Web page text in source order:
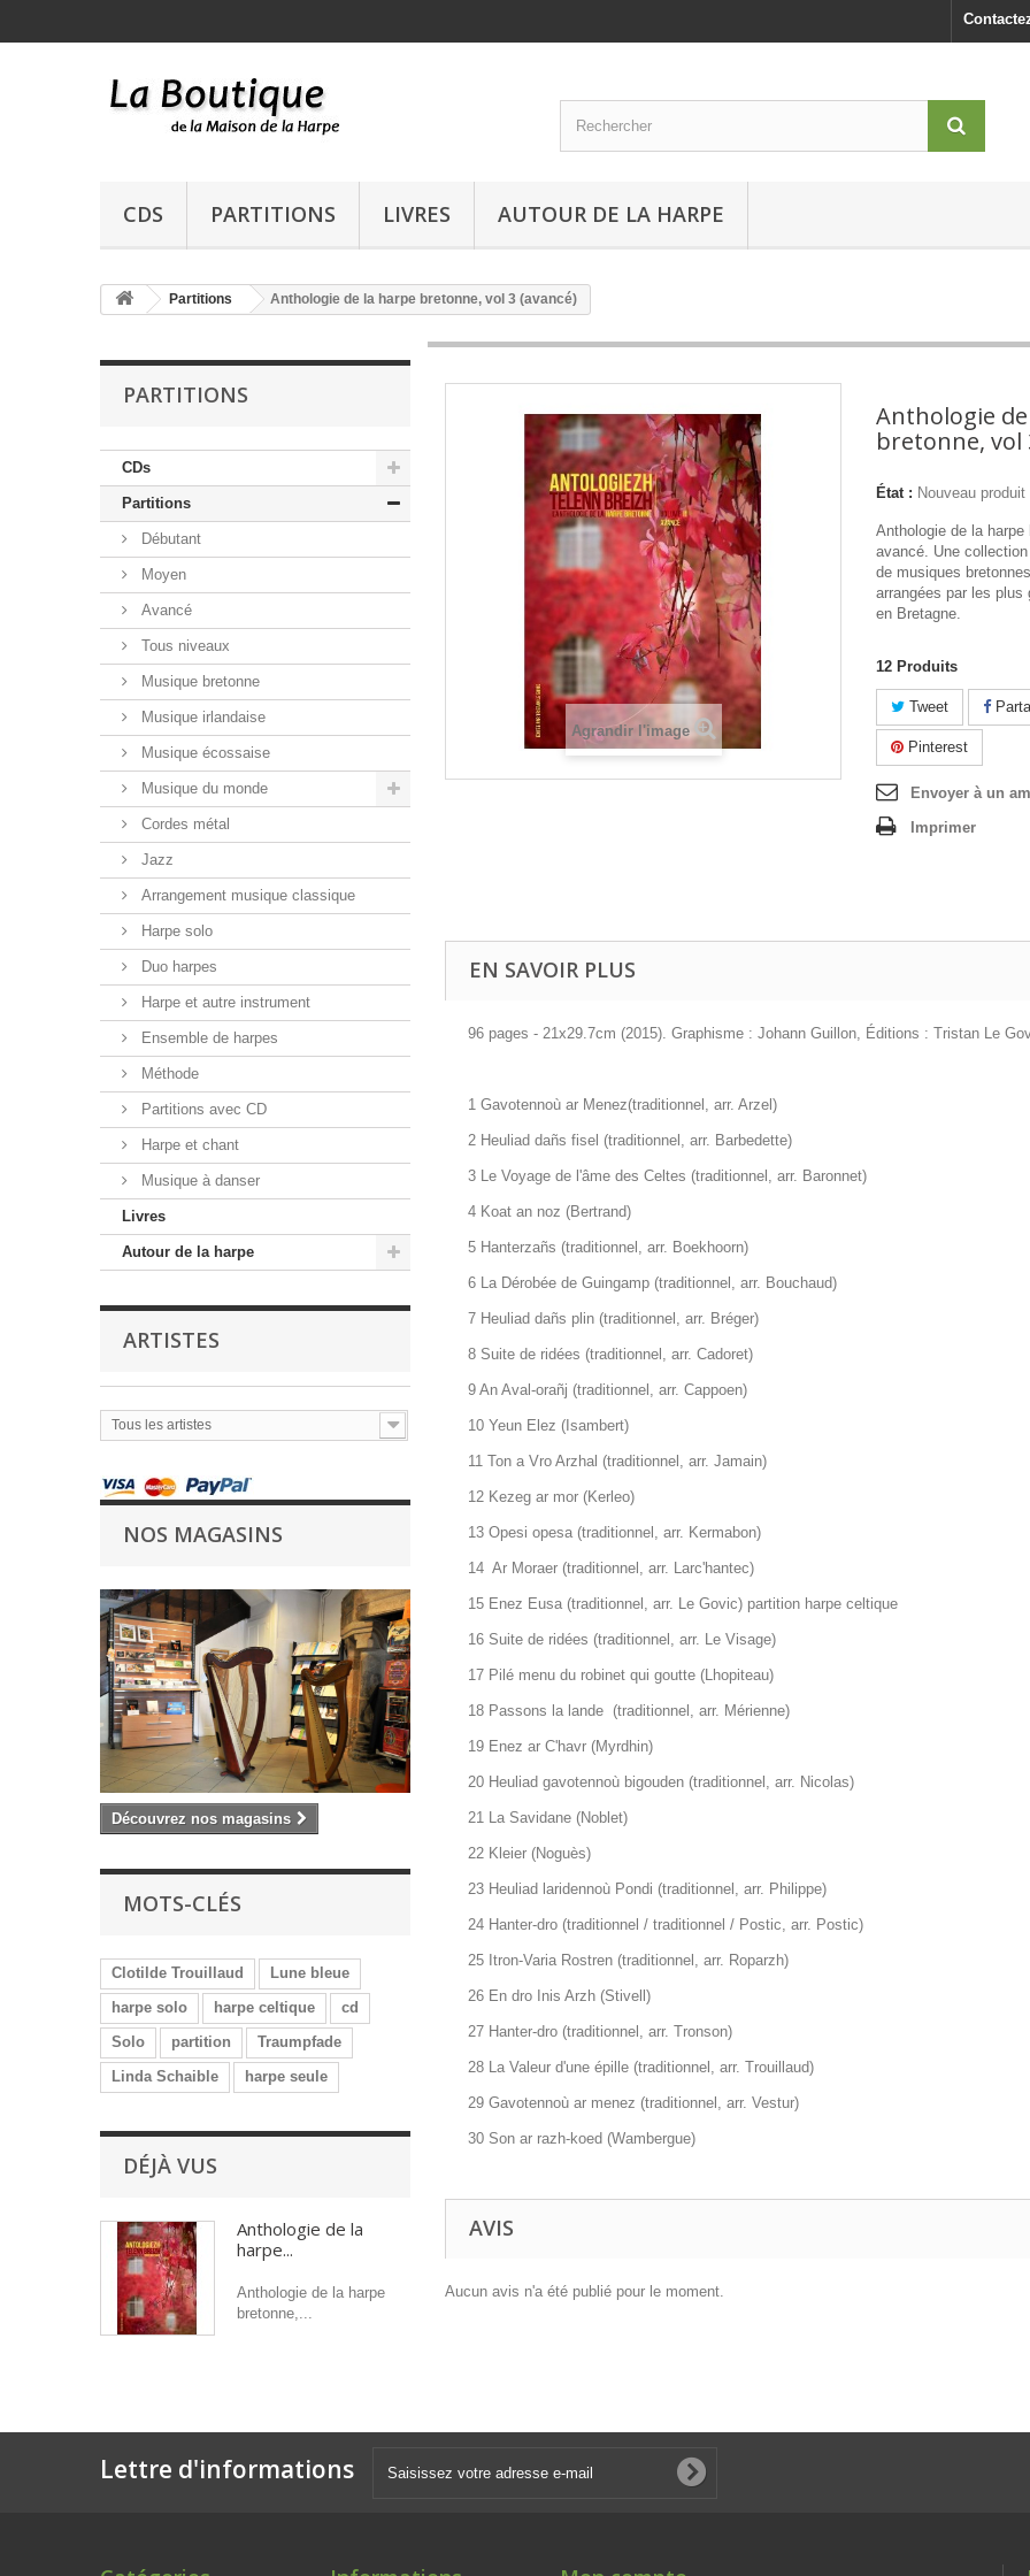
CDS PARTITIONS LIVRES AUTOUR DE LA HARPE
Partitions Anthologie de la harpe bretonne, vol 3 (avancé)
PARTITIONS
CDs
Partitions
Débutant
Moyen
Avancé
Tous niveaux
Musique bretonne
Musique irlandaise
Musique écossaise
Musique du monde
Cordes métal
Jazz
Arrangement musique classique
Harpe solo
Duo harpes
Harpe et autre instrument
Ensemble de harpes
Méthode
Partitions avec CD
Harpe et chant
Musique à danser
Livres
Autour de la harpe
ARTISTES
Tous les artistes
NOS MAGASINS
Découvrez nos magasins
MOTS-CLÉS
Clotilde Trouillaud
Lune bleue
harpe solo
harpe celtique
cd
Solo
partition
Traumpfade
Linda Schaible
harpe seule
DÉJÀ VUS
Anthologie de la
harpe...
Anthologie de la harpe
bretonne,...
Agrandir l'image
Anthologie
bretonne, vol
État : Nouveau produit
Anthologie de la harpe
avancé. Une
de musiques
arrangées par les
en Bretagne.
12 Produits
Tweet
Pinterest
Envoyer à un
Imprimer
EN SAVOIR PLUS
96 pages - 21x29.7cm (2015). Graphisme : Johann Guillon, Éditions : Tristan Le
1 Gavotennoù ar Menez(traditionnel, arr. Arzel)
2 Heuliad dañs fisel (traditionnel, arr. Barbedette)
3 Le Voyage de l'âme des Celtes (traditionnel, arr. Baronnet)
4 Koat an noz (Bertrand)
5 Hanterzañs (traditionnel, arr. Boekhoorn)
6 La Dérobée de Guingamp (traditionnel, arr. Bouchaud)
7 Heuliad dañs plin (traditionnel, arr. Bréger)
8 Suite de ridées (traditionnel, arr. Cadoret)
9 An Aval-orañj (traditionnel, arr. Cappoen)
10 Yeun Elez (Isambert)
11 Ton a Vro Arzhal (traditionnel, arr. Jamain)
12 Kezeg ar mor (Kerleo)
13 Opesi opesa (traditionnel, arr. Kermabon)
14 Ar Moraer (traditionnel, arr. Larc'hantec)
15 Enez Eusa (traditionnel, arr. Le Govic) partition harpe celtique
16 Suite de ridées (traditionnel, arr. Le Visage)
17 Pilé menu du robinet qui goutte (Lhopiteau)
18 Passons la lande (traditionnel, arr. Mérienne)
19 Enez ar C'havr (Myrdhin)
20 Heuliad gavotennoù bigouden (traditionnel, arr. Nicolas)
21 La Savidane (Noblet)
22 Kleier (Noguès)
23 Heuliad laridennoù Pondi (traditionnel, arr. Philippe)
24 Hanter-dro (traditionnel / traditionnel / Postic, arr. Postic)
25 Itron-Varia Rostren (traditionnel, arr. Roparzh)
26 En dro Inis Arzh (Stivell)
27 Hanter-dro (traditionnel, arr. Tronson)
28 La Valeur d'une épille (traditionnel, arr. Trouillaud)
29 Gavotennoù ar menez (traditionnel, arr. Vestur)
30 Son ar razh-koed (Wambergue)
AVIS
Aucun avis n'a été publié pour le moment.
Lettre d'informations